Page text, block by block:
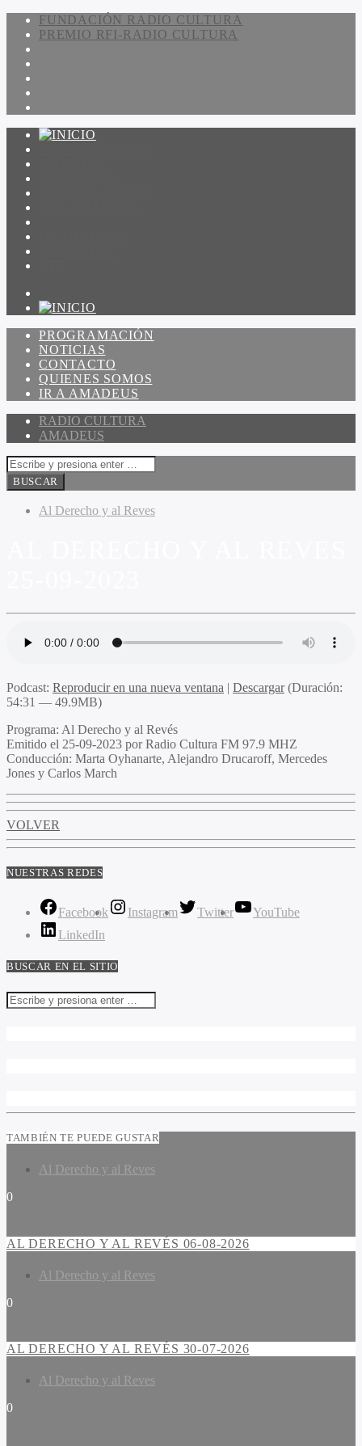
FUNDACIÓN RADIO CULTURA
PREMIO RFI-RADIO CULTURA
PROGRAMACIÓN
NOTICIAS
CONTACTO
QUIENES SOMOS
IR A AMADEUS
RADIO CULTURA
AMADEUS
Al Derecho y al Reves
Podcast: Reproducir en una nueva ventana | Descargar(Duración:
54:31 — 49.9MB)
Programa: Al Derecho y al Revés
Emitido el 25-09-2023 por Radio Cultura FM 97.9 MHZ
Conducción: Marta Oyhanarte, Alejandro Drucaroff, Mercedes
Jones y Carlos March
VOLVER
NUESTRAS REDES
Facebook Instagram Twitter
YouTube
LinkedIn
BUSCAR EN EL SITIO
TAMBIÉN TE PUEDE GUSTAR
Al Derecho y al Reves
0
AL DERECHO Y AL REVÉS 06-08-2026
Al Derecho y al Reves
0
AL DERECHO Y AL REVÉS 30-07-2026
Al Derecho y al Reves
0